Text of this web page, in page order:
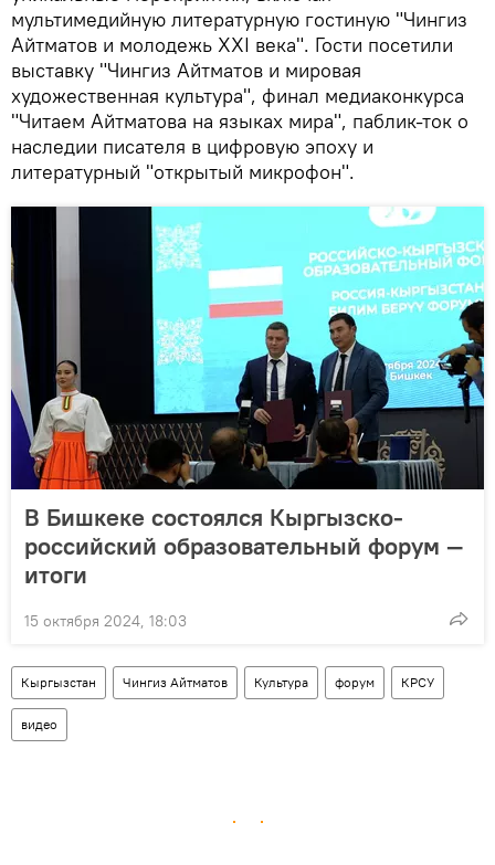
мультимедийную литературную гостиную "Чингиз
Айтматов и молодежь XXI века". Гости посетили
выставку "Чингиз Айтматов и мировая
художественная культура", финал медиаконкурса
"Читаем Айтматова на языках мира", паблик-ток о
наследии писателя в цифровую эпоху и
литературный "открытый микрофон".
В Бишкеке состоялся Кыргызско-
российский образовательный форум —
итоги
15 октября 2024, 18:03
Кыргызстан Чингиз Айтматов Культура форум КРСУ
видео